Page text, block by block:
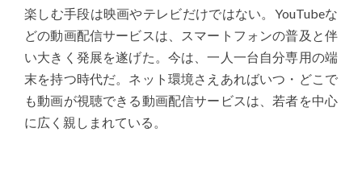
楽しむ手段は映画やテレビだけではない。YouTubeな
どの動画配信サービスは、スマートフォンの普及と伴
い大きく発展を遂げた。今は、一人一台自分専用の端
末を持つ時代だ。ネット環境さえあればいつ・どこで
も動画が視聴できる動画配信サービスは、若者を中心
に広く親しまれている。